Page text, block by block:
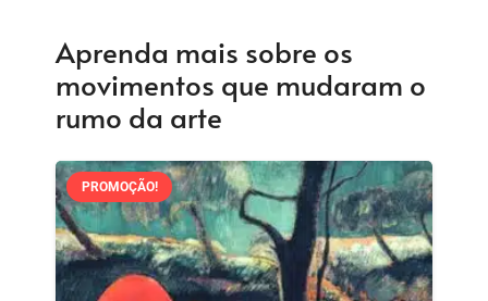
Aprenda mais sobre os
movimentos que mudaram o
rumo da arte
PROMOÇÃO!